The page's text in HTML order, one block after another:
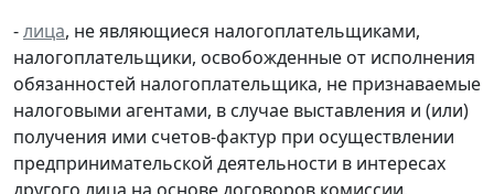
-лица, не являющиеся налогоплательщиками,
налогоплательщики, освобожденные от исполнения
обязанностей налогоплательщика, не признаваемые
налоговыми агентами, в случае выставления и (или)
получения ими счетов-фактур при осуществлении
предпринимательской деятельности в интересах